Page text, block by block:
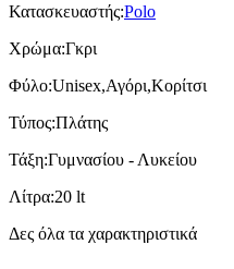
Κατασκευαστής:Polo
Χρώμα:Γκρι
Φύλο:Unisex,Αγόρι,Κορίτσι
Τύπος:Πλάτης
Τάξη:Γυμνασίου - Λυκείου
Λίτρα:20 lt
Δες όλα τα χαρακτηριστικά